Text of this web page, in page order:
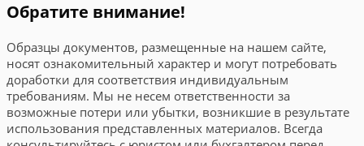
Обратите внимание!
Образцы документов, размещенные на нашем сайте,
носят ознакомительный характер и могут потребовать
доработки для соответствия индивидуальным
требованиям. Мы не несем ответственности за
возможные потери или убытки, возникшие в результате
использования представленных материалов. Всегда